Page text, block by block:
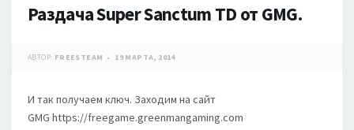
Раздача Super Sanctum TD от GMG.
АВТОР: FREESTEAM 19 МАРТА, 2014
И так получаем ключ. Заходим на сайт
GMG https://freegame.greenmangaming.com